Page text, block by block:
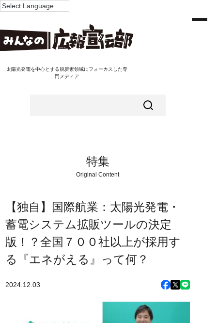
太陽光発電を中心とする脱炭素領域にフォーカスした専
門メディア
特集
Original Content
【独自】国際航業：太陽光発電・
蓄電システム拡販ツールの決定
版！？全国７００社以上が採用す
る『エネがえる』って何？
2024.12.03